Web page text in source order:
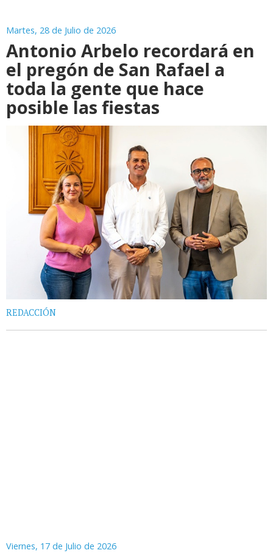
Martes, 28 de Julio de 2026
Antonio Arbelo recordará en
el pregón de San Rafael a
toda la gente que hace
posible las fiestas
REDACCIÓN
Viernes, 17 de Julio de 2026